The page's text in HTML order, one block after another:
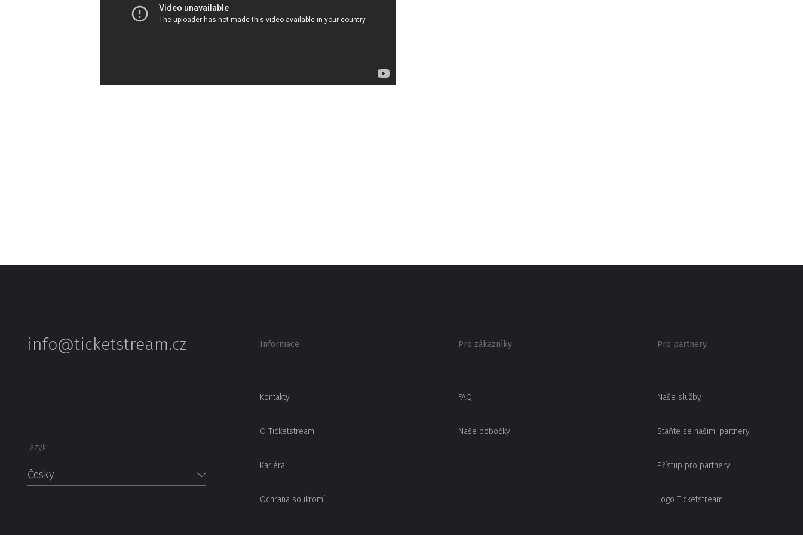
info@ticketstream.cz
Jazyk
Česky
Informace
Kontakty
O Ticketstream
Kariéra
Ochrana soukromí
Pro zákazníky
FAQ
Naše pobočky
Pro partnery
Naše služby
Staňte se našimi partnery
Přístup pro partnery
Logo Ticketstream